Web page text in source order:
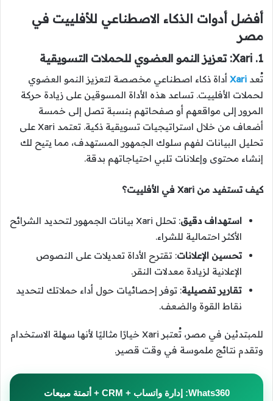
أفضل أدوات الذكاء الاصطناعي للأفلييت في
مصر
1. Xari: تعزيز النمو العضوي للحملات التسويقية
تُعد Xari أداة ذكاء اصطناعي مخصصة لتعزيز النمو العضوي
لحملات الأفلييت. تساعد هذه الأداة المسوقين على زيادة حركة
المرور إلى مواقعهم أو صفحاتهم بنسبة تصل إلى خمسة
أضعاف من خلال استراتيجيات تسويقية ذكية. تعتمد Xari على
تحليل البيانات لفهم سلوك الجمهور المستهدف، مما يتيح لك
إنشاء محتوى وإعلانات تلبي احتياجاتهم بدقة.
كيف تستفيد من Xari في الأفلييت؟
استهداف دقيق
: تحلل Xari بيانات الجمهور لتحديد الشرائح
الأكثر احتمالية للشراء.
تحسين الإعلانات: تقترح الأداة تعديلات على النصوص
الإعلانية لزيادة معدلات النقر.
تقارير تفصيلية: توفر إحصائيات حول أداء حملاتك لتحديد
نقاط القوة والضعف.
للمبتدئين في مصر، تُعتبر Xari خيارًا مثاليًا لأنها سهلة الاستخدام
وتقدم نتائج ملموسة في وقت قصير.
Whats360: إدارة واتساب + CRM + أتمتة مبيعات